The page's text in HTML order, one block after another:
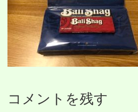
コメントを残す